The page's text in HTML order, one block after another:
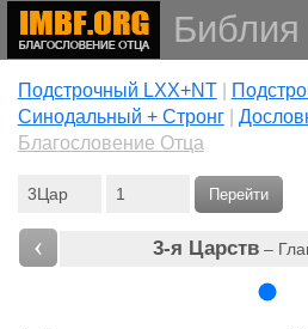
Библия
Подстрочный LXX+NT|
Cинодальный + Стронг|
Благословение Отца
Перейти
‹ 3-я Царств –